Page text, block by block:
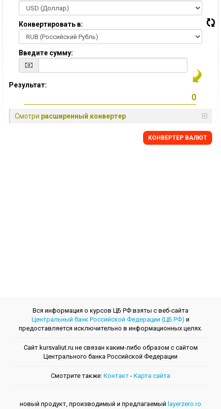
Конвертировать в:
Введите сумму:
Результат:
Смотри расширенный конвертер
КОНВЕРТЕР ВАЛЮТ
Вся информация о курсов ЦБ РФ взяты с веб-сайта
Центральный банк Российской Федерации (ЦБ РФ) и
предоставляется исключительно в информационных целях.
Сайт kursvaliut.ru не связан каким-либо образом с сайтом
Центрального банкa Российской Федерации
Смотрите также: Контакт - Kарта сайта
новый продукт, производимый и предлагаемый layerzero.ro